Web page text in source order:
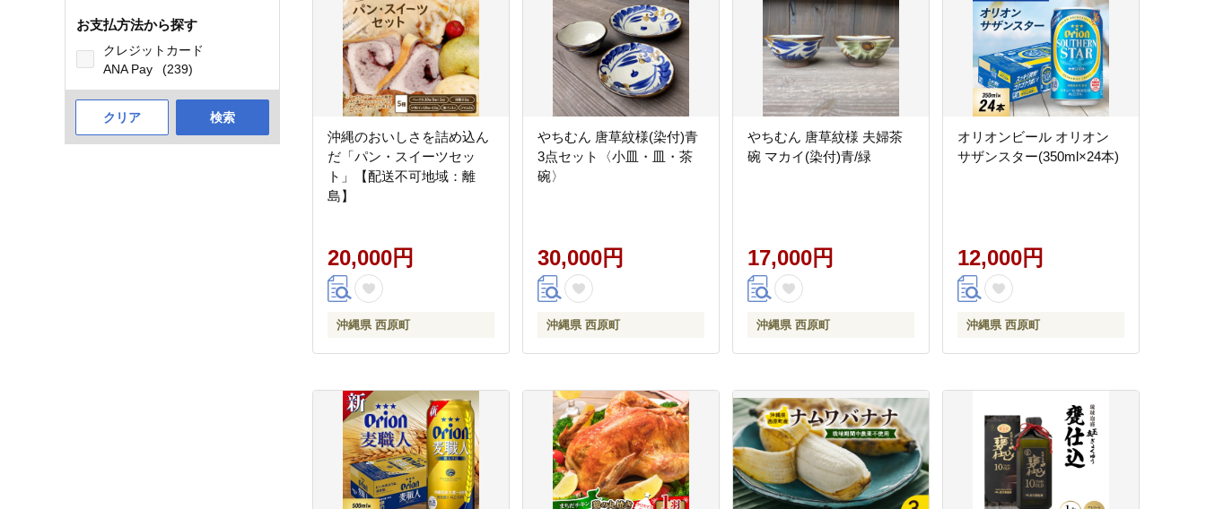
お支払方法から探す
クレジットカード
ANA Pay
(239)
クリア 検索
沖縄のおいしさを詰め込ん
だ「パン・スイーツセッ
ト」【配送不可地域：離
島】
20,000円
沖縄県 西原町
やちむん 唐草紋様(染付)青
3点セット〈小皿・皿・茶
碗〉
30,000円
沖縄県 西原町
やちむん 唐草紋様 夫婦茶
碗 マカイ(染付)青/緑
17,000円
沖縄県 西原町
オリオンビール オリオン
サザンスター(350ml×24本)
12,000円
沖縄県 西原町